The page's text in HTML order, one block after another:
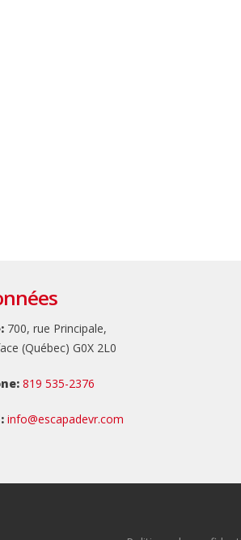
700, rue Principale,
(Québec) G0X 2L0
819 535-2376
info@escapadevr.com